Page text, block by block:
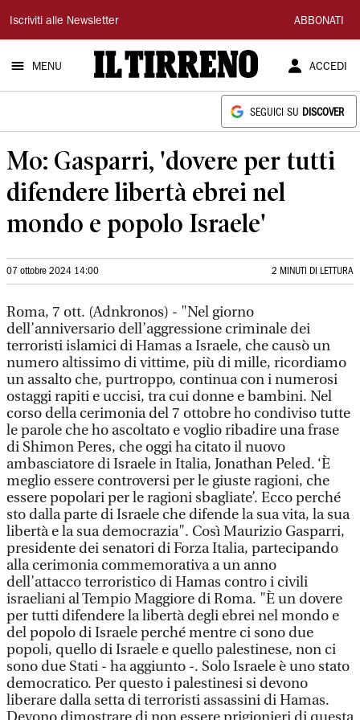
Il
Tirreno
Iscriviti alle Newsletter ABBONATI
MENU ACCEDI
SEGUICI SU DISCOVER
Mo: Gasparri, 'dovere per tutti
difendere libertà ebrei nel
mondo e popolo Israele'
07 ottobre 2024 14:00 2 MINUTI DI LETTURA
Roma, 7 ott. (Adnkronos) - "Nel giorno
dell’anniversario dell’aggressione criminale dei
terroristi islamici di Hamas a Israele, che causò un
numero altissimo di vittime, più di mille, ricordiamo
un assalto che, purtroppo, continua con i numerosi
ostaggi rapiti e uccisi, tra cui donne e bambini. Nel
corso della cerimonia del 7 ottobre ho condiviso tutte
le parole che ho ascoltato e voglio ribadire una frase
di Shimon Peres, che oggi ha citato il nuovo
ambasciatore di Israele in Italia, Jonathan Peled. ‘È
meglio essere controversi per le giuste ragioni, che
essere popolari per le ragioni sbagliate’. Ecco perché
sto dalla parte di Israele che difende la sua vita, la sua
libertà e la sua democrazia". Così Maurizio Gasparri,
presidente dei senatori di Forza Italia, partecipando
alla cerimonia commemorativa a un anno
dell’attacco terroristico di Hamas contro i civili
israeliani al Tempio Maggiore di Roma. "È un dovere
per tutti difendere la libertà degli ebrei nel mondo e
del popolo di Israele perché mentre ci sono due
popoli, quello di Israele e quello palestinese, non ci
sono due Stati - ha aggiunto -. Solo Israele è uno stato
democratico. Per questo i palestinesi si devono
liberare dalla setta di terroristi assassini di Hamas.